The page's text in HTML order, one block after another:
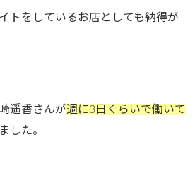
トをしているお店としても納得が
遥香さんが週に3日くらいで働いて
した。